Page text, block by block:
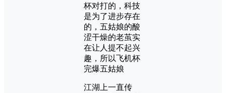
杯对打的，科技
是为了进步存在
的，五姑娘的酸
涩干燥的老茧实
在让人提不起兴
趣，所以飞机杯
完爆五姑娘
江湖上一直传